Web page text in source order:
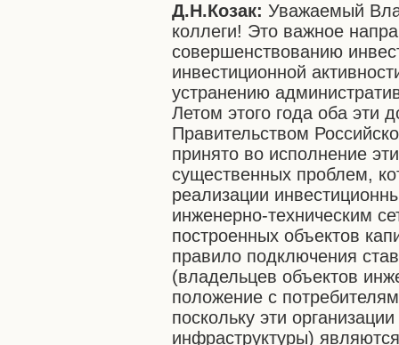
Д.Н.Козак:Уважаемый
коллеги! Это важное
совершенствованию
инвестиционной
устранению
Летом этого года оба эти
Правительством
принято во исполнение
существенных проблем,
реализации
инженерно-техническим
построенных объектов
правило подключения
(владельцев объектов
положение с
поскольку эти
инфраструктуры)